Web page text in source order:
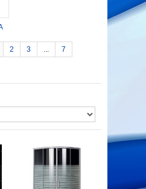
2 3 ...
7